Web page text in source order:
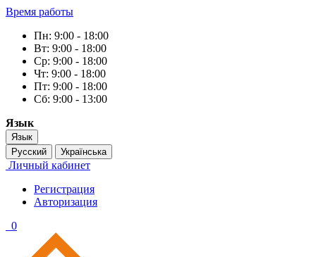
Время работы
Пн: 9:00 - 18:00
Вт: 9:00 - 18:00
Ср: 9:00 - 18:00
Чт: 9:00 - 18:00
Пт: 9:00 - 18:00
Сб: 9:00 - 13:00
Язык
Язык
Русский
Українська
Личный кабинет
Регистрация
Авторизация
0